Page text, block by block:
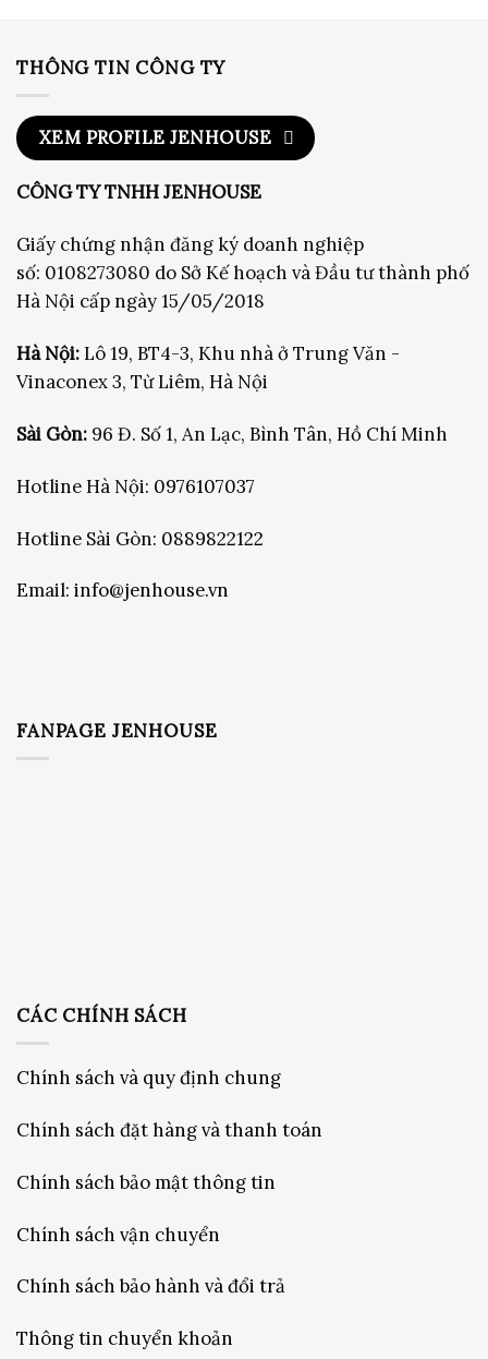
THÔNG TIN CÔNG TY
XEM PROFILE JENHOUSE
CÔNG TY TNHH JENHOUSE
Giấy chứng nhận đăng ký doanh nghiệp
số: 0108273080 do Sở Kế hoạch và Đầu tư thành phố
Hà Nội cấp ngày 15/05/2018
Hà Nội:Lô 19, BT4-3, Khu nhà ở Trung Văn -
Vinaconex 3, Từ Liêm, Hà Nội
Sài Gòn: 96 Đ. Số 1, An Lạc, Bình Tân, Hồ Chí Minh
Hotline Hà Nội: 0976107037
Hotline Sài Gòn: 0889822122
Email: info@jenhouse.vn
FANPAGE JENHOUSE
CÁC CHÍNH SÁCH
Chính sách và quy định chung
Chính sách đặt hàng và thanh toán
Chính sách bảo mật thông tin
Chính sách vận chuyển
Chính sách bảo hành và đổi trả
Thông tin chuyển khoản